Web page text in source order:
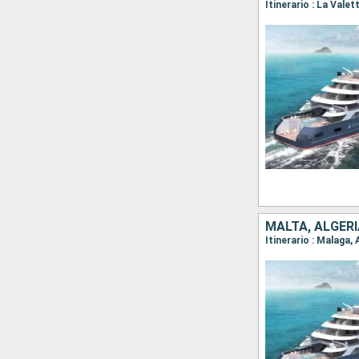
Itinerario : La
MALTA,
Itinerario : Malaga,